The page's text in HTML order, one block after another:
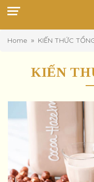
Home KIẾN THỨC
KIẾN